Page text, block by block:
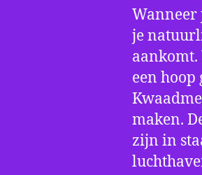
Wanneer
je
een
maken.
zijn in